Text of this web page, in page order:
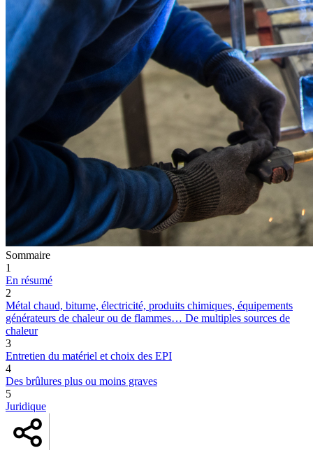
Sommaire
1
En résumé
2
Métal chaud, bitume, électricité, produits chimiques, équipements
générateurs de chaleur ou de flammes… De multiples sources de
chaleur
3
Entretien du matériel et choix des EPI
4
Des brûlures plus ou moins graves
5
Juridique